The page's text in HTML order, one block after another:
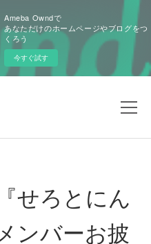
Ameba Owndで
あなただけのホームページやブログをつ
くろう
今すぐ試す
せろとにん
ンバーお披